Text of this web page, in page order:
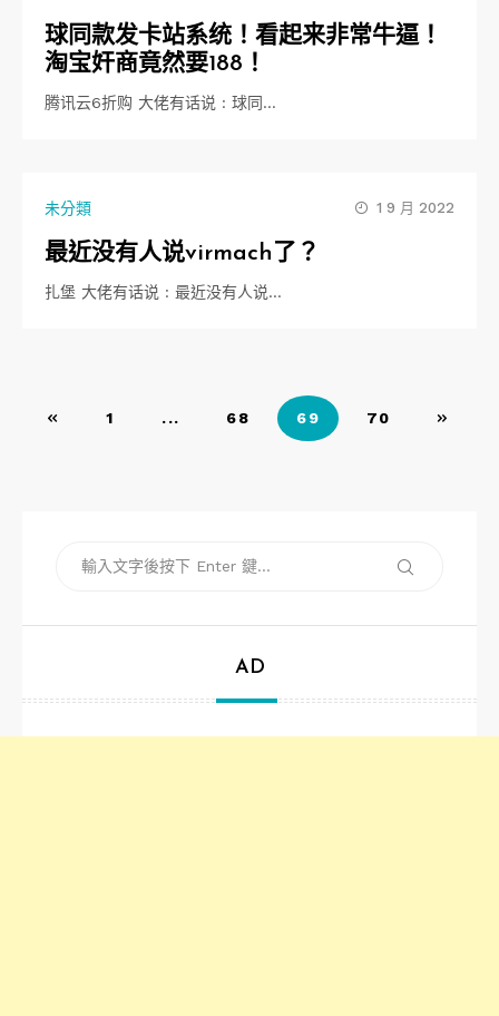
球同款发卡站系统！看起来非常牛逼！
淘宝奸商竟然要188！
腾讯云6折购 大佬有话说 : 球同…
未分類 1 9 月 2022
最近没有人说virmach了？
扎堡 大佬有话说 : 最近没有人说…
1 ... 68 69 70
搜
AD